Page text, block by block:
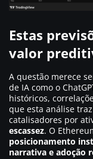
Estas
valor
A questão merece
de IA como o
históricos,
que esta análise
catalisadores por
escassez. O
posicionamento
narrativa e adoção